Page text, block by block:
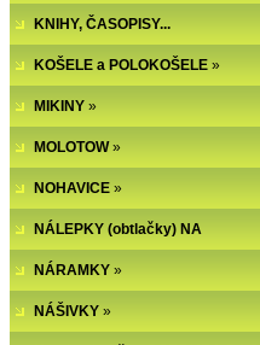
KNIHY, ČASOPISY...
KOŠELE a POLOKOŠELE »
MIKINY »
MOLOTOW»
NOHAVICE »
NÁLEPKY (obtlačky) NA
NECHTY
NÁRAMKY »
NÁŠIVKY »